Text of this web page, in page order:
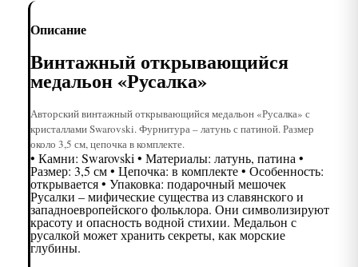
Описание
Винтажный открывающийся
медальон «Русалка»
Авторский винтажный открывающийся медальон «Русалка» с
кристаллами Swarovski. Фурнитура – латунь с патиной. Размер
около 3,5 см, цепочка в комплекте.
• Камни: Swarovski • Материалы: латунь, патина •
Размер: 3,5 см • Цепочка: в комплекте • Особенность:
открывается • Упаковка: подарочный мешочек
Русалки – мифические существа из славянского и
западноевропейского фольклора. Они символизируют
красоту и опасность водной стихии. Медальон с
русалкой может хранить секреты, как морские
глубины.